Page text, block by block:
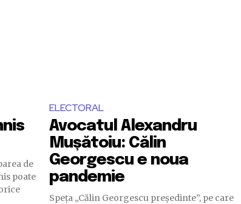
de
poate
ELECTORAL
Avocatul Alexandru
Mușătoiu: Călin
Georgescu e noua
pandemie
Speța „Călin Georgescu președinte”, pe care